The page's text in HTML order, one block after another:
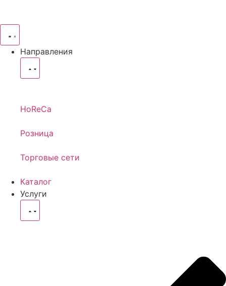
Направления
HoReCa
Розница
Торговые сети
Каталог
Услуги